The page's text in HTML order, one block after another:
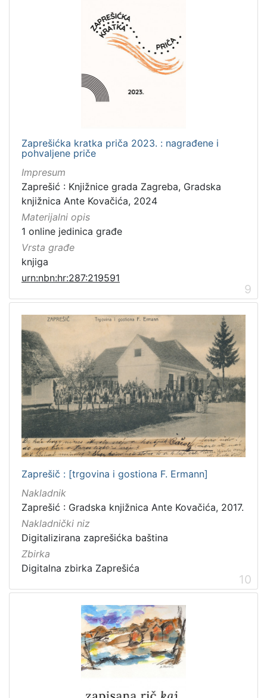
Zaprešićka kratka priča 2023. : nagrađene i
pohvaljene priče
Impresum
Zaprešić : Knjižnice grada Zagreba, Gradska
knjižnica Ante Kovačića, 2024
Materijalni opis
1 online jedinica građe
Vrsta građe
knjiga
urn:nbn:hr:287:219591
9
Zaprešič : [trgovina i gostiona F. Ermann]
Nakladnik
Zaprešić : Gradska knjižnica Ante Kovačića, 2017.
Nakladnički niz
Digitalizirana zaprešićka baština
Zbirka
Digitalna zbirka Zaprešića
10